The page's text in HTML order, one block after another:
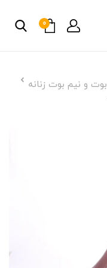
0
بوت و نیم بوت زنانه